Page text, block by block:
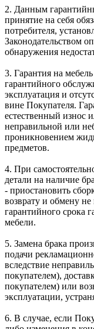
2. Данным
принятие на себя
потребителя,
Законодательством
обнаружения
3. Гарантия на
гарантийного
эксплуатация и
вине Покупателя.
естественный износ
неправильной или
проникновением
предметов.
4. При
детали на наличие
- приостановить
возврату и обмену
гарантийного срока
мебели.
5. Замена брака
подачи
вследствие
покупателем),
покупателем) или
эксплуатации,
6. В случае, если